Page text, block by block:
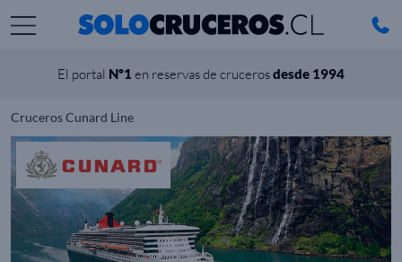
El portal Nº1 en reservas de crucerosdesde 1994
Cruceros Cunard Line